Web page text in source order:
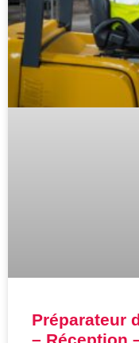
Préparateur